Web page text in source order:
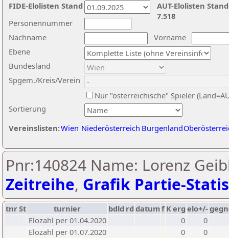
Nachname
Vorname
Ebene
Sortierung
Personennummer
Bundesland
Spgem./Kreis/Verein
Nur "österreichische" Spieler
Vereinslisten:Wien Niederösterreich Burgenland
AUT-Elolisten
7.518
FIDE-Elolisten Stand
Pnr:140824 Name: Lorenz
Zeitreihe, Grafik Partie-
tnrSt turnier bdld rd datumf Kerg elo+/-
Elozahl per 01.04.2020
0
0
Elozahl per 01.07.2020
0
0